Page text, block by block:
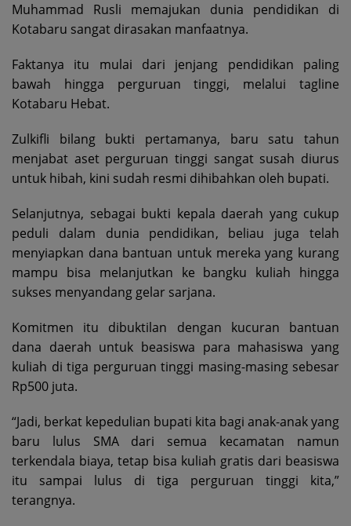
Muhammad Rusli memajukan dunia pendidikan di
Kotabaru sangat dirasakan manfaatnya.
Faktanya itu mulai dari jenjang pendidikan paling
bawah hingga perguruan tinggi, melalui tagline
Kotabaru Hebat.
Zulkifli bilang bukti pertamanya, baru satu tahun
menjabat aset perguruan tinggi sangat susah diurus
untuk hibah, kini sudah resmi dihibahkan oleh bupati.
Selanjutnya, sebagai bukti kepala daerah yang cukup
peduli dalam dunia pendidikan, beliau juga telah
menyiapkan dana bantuan untuk mereka yang kurang
mampu bisa melanjutkan ke bangku kuliah hingga
sukses menyandang gelar sarjana.
Komitmen itu dibuktilan dengan kucuran bantuan
dana daerah untuk beasiswa para mahasiswa yang
kuliah di tiga perguruan tinggi masing-masing sebesar
Rp500 juta.
“Jadi, berkat kepedulian bupati kita bagi anak-anak yang
baru lulus SMA dari semua kecamatan namun
terkendala biaya, tetap bisa kuliah gratis dari beasiswa
itu sampai lulus di tiga perguruan tinggi kita,”
terangnya.